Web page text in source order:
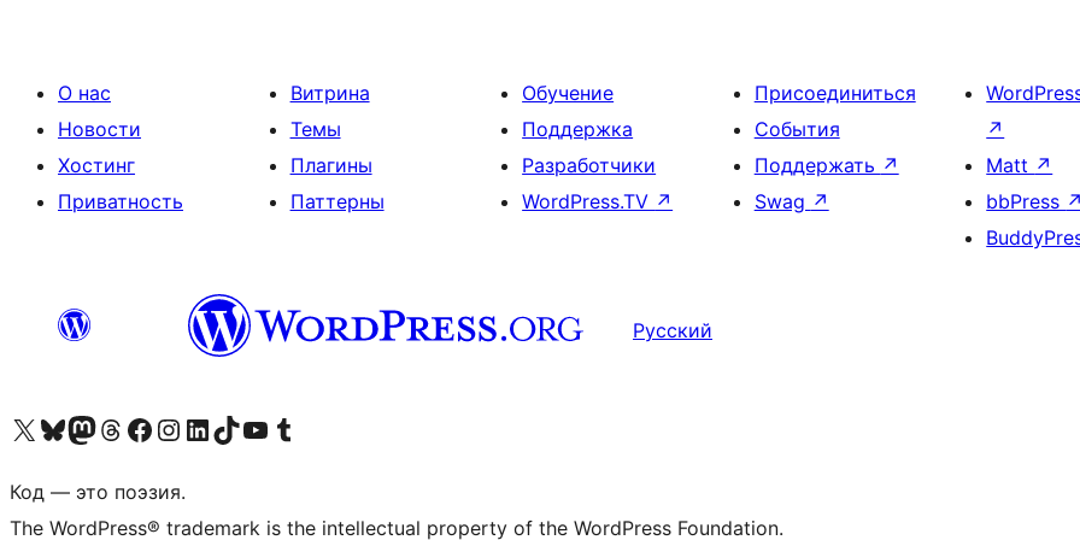
О нас
Новости
Хостинг
Приватность
Витрина
Темы
Плагины
Паттерны
Обучение
Поддержка
Разработчики
WordPress.TV ↗
Присоединиться
События
Поддержать ↗
Swag ↗
↗
Matt ↗
bbPress ↗
Русский
Посетите нас в X (ранее Twitter)
Посетите нашу учётную запись в Bluesky
Посетите нашу ленту в Mastodon
Посетите нашу учётную запись в Threads
Посетите нашу страницу на Facebook
Посетите наш Instagram
Посетите нашу страницу в LinkedIn
Посетите нашу учётную запись в TikTok
Посетите наш канал YouTube
Посетите нашу учётную запись в Tumblr
Код — это поэзия.
The WordPress® trademark is the intellectual property of the WordPress Foundation.